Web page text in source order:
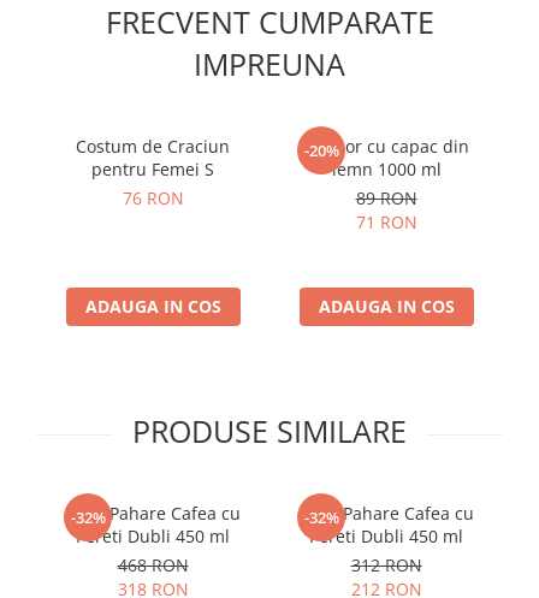
FRECVENT CUMPARATE
IMPREUNA
Costum de Craciun
pentru Femei S
76 RON
ADAUGA IN COS
-20%
Infuzor cu capac din
lemn 1000 ml
89 RON
71 RON
ADAUGA IN COS
PRODUSE SIMILARE
-32%
Set 6 Pahare Cafea cu
Pereti Dubli 450 ml
468 RON
318 RON
-32%
Set 4 Pahare Cafea cu
Pereti Dubli 450 ml
312 RON
212 RON